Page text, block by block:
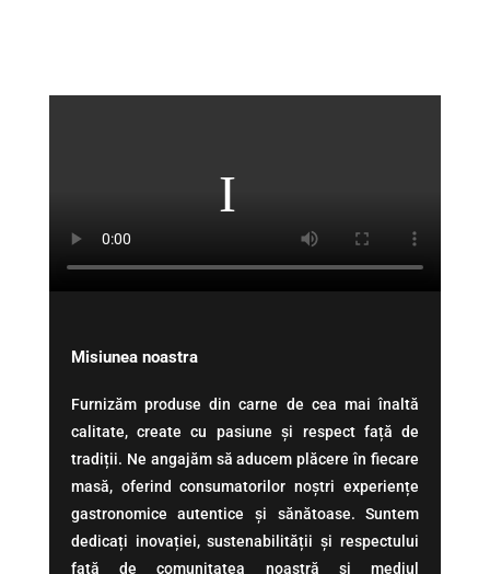
Misiunea noastra
Furnizăm produse din carne de cea mai înaltă
calitate, create cu pasiune și respect față de
tradiții. Ne angajăm să aducem plăcere în fiecare
masă, oferind consumatorilor noștri experiențe
gastronomice autentice și sănătoase. Suntem
dedicați inovației, sustenabilității și respectului
față de comunitatea noastră și mediul